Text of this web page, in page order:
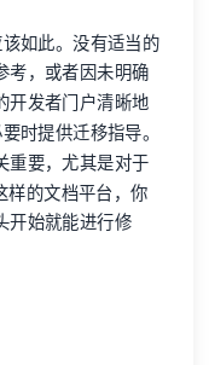
如此。没有适当的
考，或者因未明确
开发者门户清晰地
时提供迁移指导。
重要，尤其是对于
样的文档平台，你
开始就能进行修